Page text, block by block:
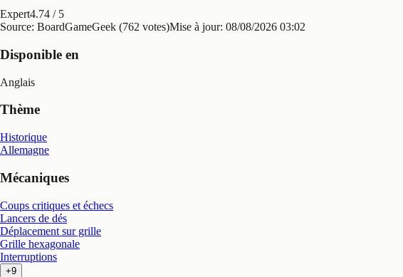
Expert4.74 / 5
Source: BoardGameGeek (762 votes)Mise à jour: 08/08/2026 03:02
Disponible en
Anglais
Thème
Historique
Allemagne
Mécaniques
Coups critiques et échecs
Lancers de dés
Déplacement sur grille
Grille hexagonale
Interruptions
+9